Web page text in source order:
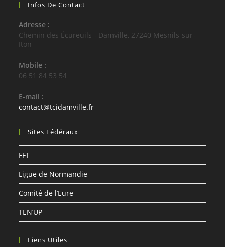
Infos De Contact
Adresse :
Chemin des Écureuils - Damville, 27240 Mesnils-sur-
Iton
Mobile :
06 51 84 53 54
E-mail :
contact@tcidamville.frS’ouvre
Sites Fédéraux
FFT
Ligue de Normandie
Comité de l’Eure
TEN’UP
Liens Utiles